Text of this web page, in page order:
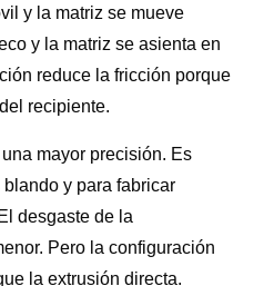
y la matriz se mueve
y la matriz se asienta en
reduce la fricción porque
recipiente.
mayor precisión. Es
y para fabricar
desgaste de la
Pero la configuración
la extrusión directa.